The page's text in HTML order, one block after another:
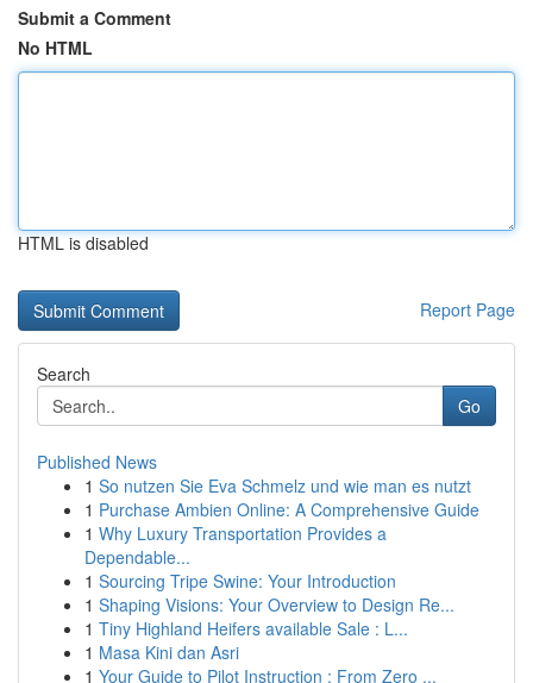
Submit a Comment
No HTML
HTML is disabled
Report Page
Search
Go
Published News
1 So nutzen Sie Eva Schmelz und wie man es nutzt
1 Purchase Ambien Online: A Comprehensive Guide
1 Why Luxury Transportation Provides a
Dependable...
1 Sourcing Tripe Swine: Your Introduction
1 Shaping Visions: Your Overview to Design Re...
1 Tiny Highland Heifers available Sale : L...
1 Masa Kini dan Asri
1 Your Guide to Pilot Instruction : From Zero ...